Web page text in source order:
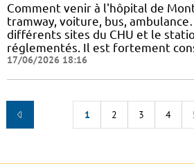
Comment venir à l'hôpital de
tramway, voiture, bus,
différents sites du CHU et le
réglementés. Il est fortement
17/06/2026 18:16
1 2 3 4